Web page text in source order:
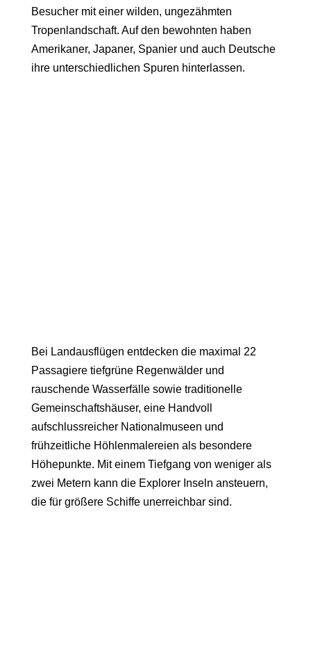
Besucher mit einer wilden, ungezähmten
Tropenlandschaft. Auf den bewohnten haben
Amerikaner, Japaner, Spanier und auch Deutsche
ihre unterschiedlichen Spuren hinterlassen.
Bei Landausflügen entdecken die maximal 22
Passagiere tiefgrüne Regenwälder und
rauschende Wasserfälle sowie traditionelle
Gemeinschaftshäuser, eine Handvoll
aufschlussreicher Nationalmuseen und
frühzeitliche Höhlenmalereien als besondere
Höhepunkte. Mit einem Tiefgang von weniger als
zwei Metern kann die Explorer Inseln ansteuern,
die für größere Schiffe unerreichbar sind.